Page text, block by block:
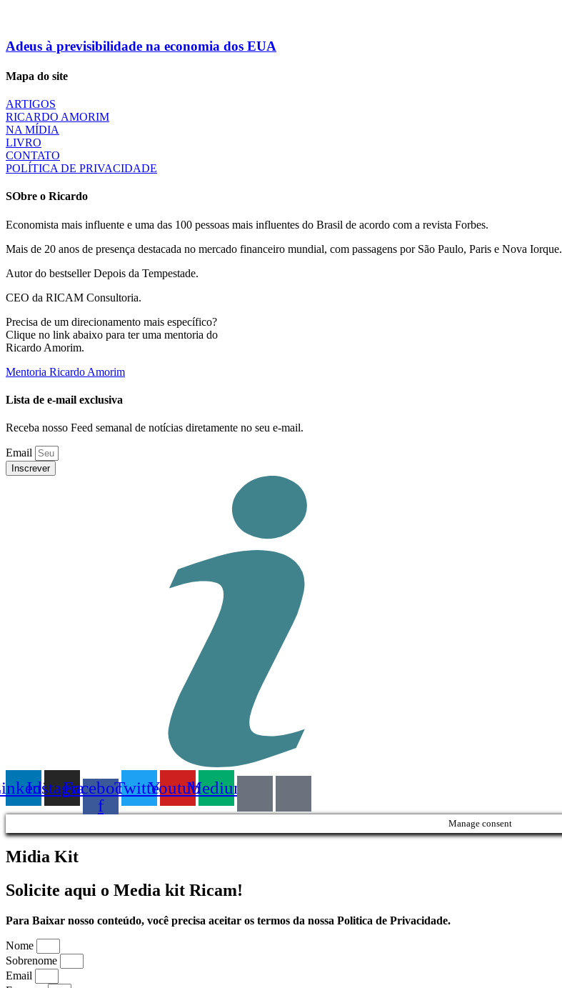
Adeus à previsibilidade na economia dos EUA
Mapa do site
ARTIGOS
RICARDO AMORIM
NA MÍDIA
LIVRO
CONTATO
POLÍTICA DE PRIVACIDADE
SObre o Ricardo
Economista mais influente e uma das 100 pessoas mais influentes do Brasil de acordo com a revista Forbes.
Mais de 20 anos de presença destacada no mercado financeiro mundial, com passagens por São Paulo, Paris e Nova Iorque.
Autor do bestseller Depois da Tempestade.
CEO da RICAM Consultoria.
Precisa de um direcionamento mais específico?
Clique no link abaixo para ter uma mentoria do
Ricardo Amorim.
Mentoria Ricardo Amorim
Lista de e-mail exclusiva
Receba nosso Feed semanal de notícias diretamente no seu e-mail.
Email
Inscrever
InstagramFacebook-
f
TwitterYoutubeMedium
Manage consent
Midia Kit
Solicite aqui o Media kit Ricam!
Para Baixar nosso conteúdo, você precisa aceitar os termos da nossa Politica de Privacidade.
Nome
Sobrenome
Email